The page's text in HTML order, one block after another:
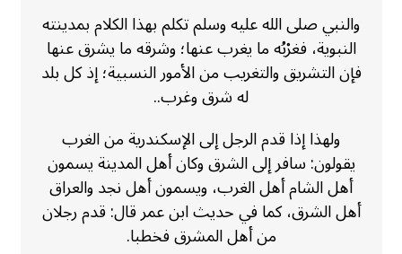
والنبي صلى الله عليه وسلم تكلم بهذا الكلام بمدينته
النبوية، فغرْبُه ما يغرب عنها؛ وشرقه ما يشرق عنها
فإن التشريق والتغريب من الأمور النسبية؛ إذ كل بلد
له شرق وغرب..
ولهذا إذا قدم الرجل إلى الإسكندرية من الغرب
يقولون: سافر إلى الشرق وكان أهل المدينة يسمون
أهل الشام أهل الغرب، ويسمون أهل نجد والعراق
أهل الشرق، كما في حديث ابن عمر قال: قدم رجلان
من أهل المشرق فخطبا.